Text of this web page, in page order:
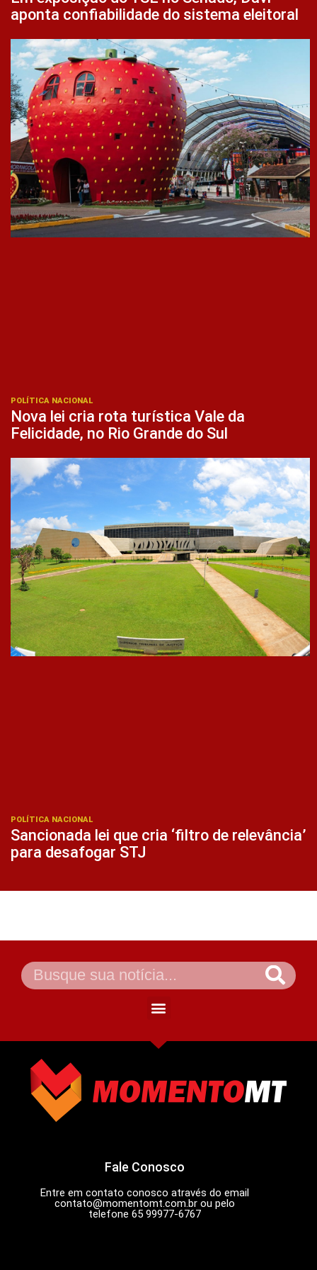
aponta confiabilidade do sistema eleitoral
POLÍTICA NACIONAL
Nova lei cria rota turística Vale da
Felicidade, no Rio Grande do Sul
POLÍTICA NACIONAL
Sancionada lei que cria ‘filtro de relevância’
para desafogar STJ
Fale Conosco
Entre em contato conosco através do email
contato@momentomt.com.brou pelo
telefone 65 99977-6767